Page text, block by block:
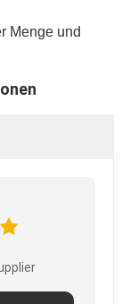
Menge und